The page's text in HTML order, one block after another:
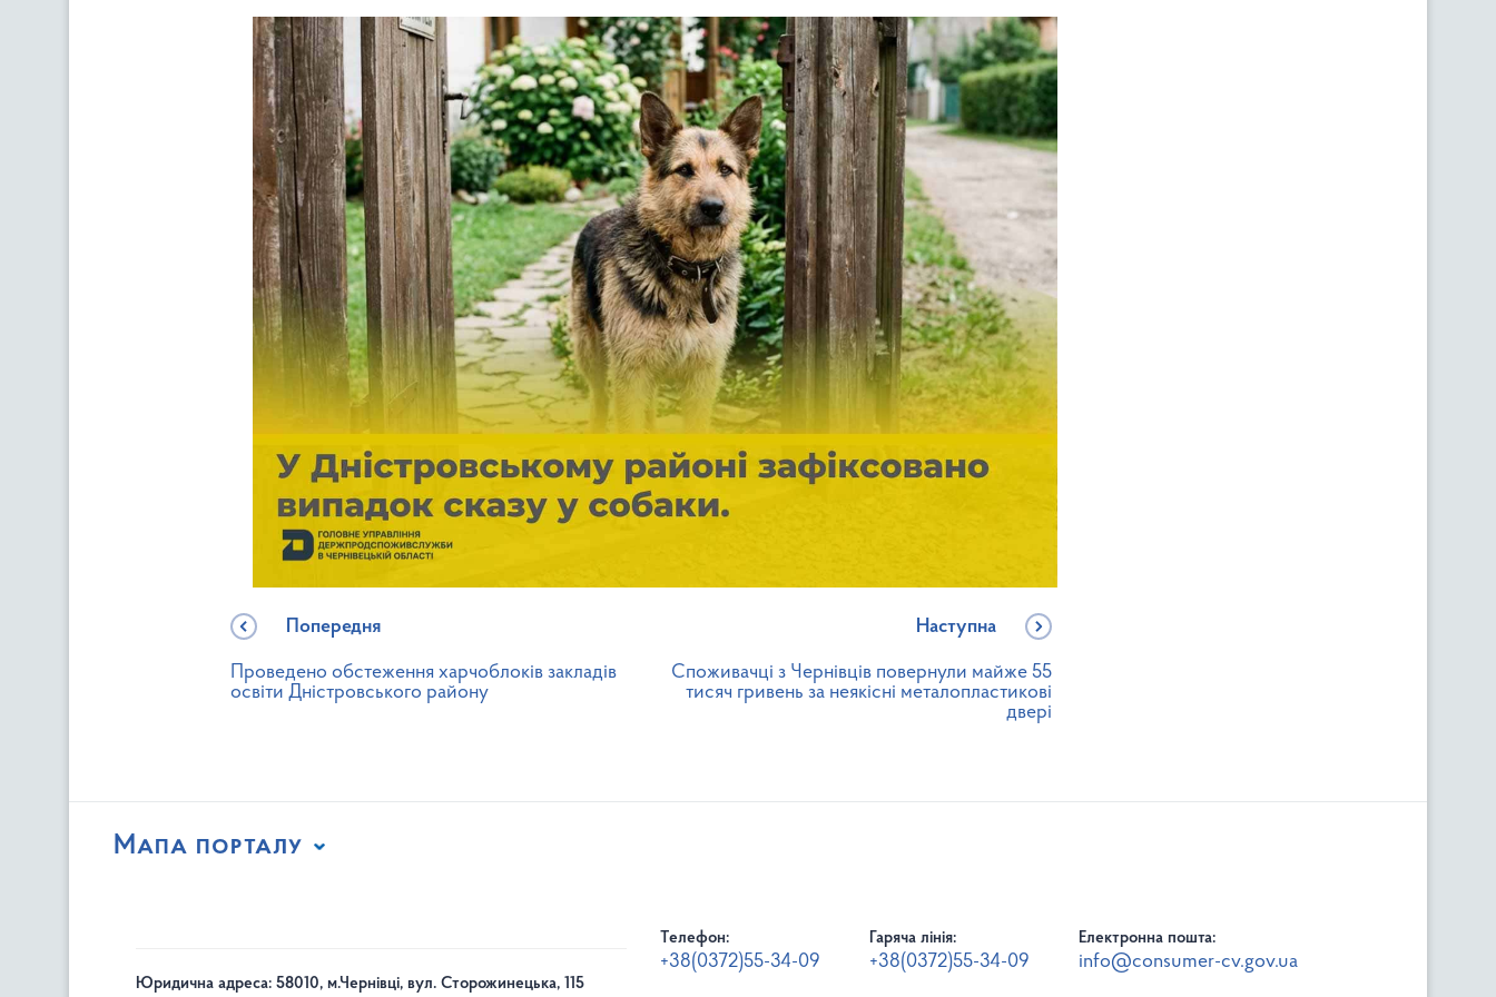
Попередня
Проведено обстеження харчоблоків закладів
освіти Дністровського району
Наступна
Споживачці з Чернівців повернули майже 55
тисяч гривень за неякісні металопластикові
двері
Мапа порталу
Юридична адреса: 58010, м.Чернівці, вул. Сторожинецька, 115
Телефон:
+38(0372)55-34-09
Гаряча лінія:
+38(0372)55-34-09
Електронна пошта:
info@consumer-cv.gov.ua